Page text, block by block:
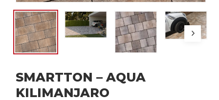
SMARTTON – AQUA
KILIMANJARO